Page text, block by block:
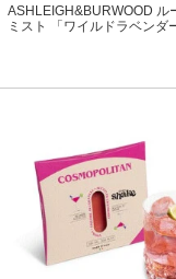
ASHLEIGH&BURWOOD ル
ミスト 「ワイルドラベンダ